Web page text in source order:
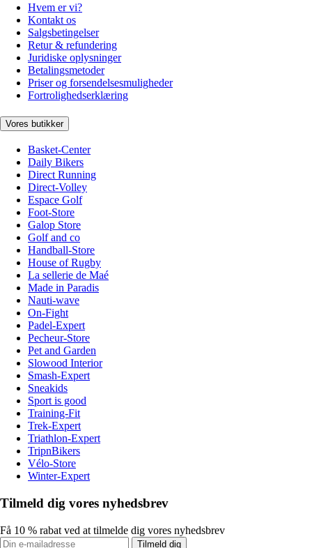
Hvem er vi?
Kontakt os
Salgsbetingelser
Retur & refundering
Juridiske oplysninger
Betalingsmetoder
Priser og forsendelsesmuligheder
Fortrolighedserklæring
Vores butikker
Basket-Center
Daily Bikers
Direct Running
Direct-Volley
Espace Golf
Foot-Store
Galop Store
Golf and co
Handball-Store
House of Rugby
La sellerie de Maé
Made in Paradis
Nauti-wave
On-Fight
Padel-Expert
Pecheur-Store
Pet and Garden
Slowood Interior
Smash-Expert
Sneakids
Sport is good
Training-Fit
Trek-Expert
Triathlon-Expert
TripnBikers
Vélo-Store
Winter-Expert
Tilmeld dig vores nyhedsbrev
Få 10 % rabat ved at tilmelde dig vores nyhedsbrev
Tilmeld dig